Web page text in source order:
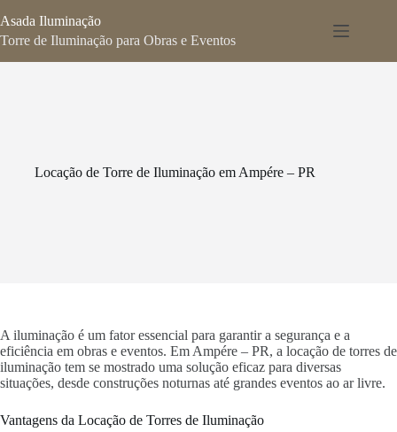
para
o
Asada Iluminação
Torre de Iluminação para Obras e Eventos
Locação de Torre de Iluminação em Ampére – PR
A iluminação é um fator essencial para garantir a segurança e a
eficiência em obras e eventos. Em Ampére – PR, a locação de torres de
iluminação tem se mostrado uma solução eficaz para diversas
situações, desde construções noturnas até grandes eventos ao ar livre.
Vantagens da Locação de Torres de Iluminação